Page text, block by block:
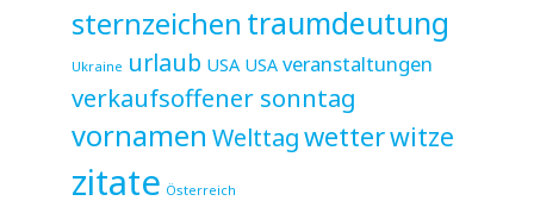
sternzeichen traumdeutung
Ukraine urlaub USA USA veranstaltungen
verkaufsoffener sonntag
vornamen Welttagwetterwitze
zitate Österreich